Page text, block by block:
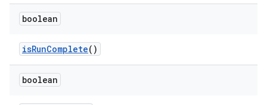
boolean
isRunComplete()
boolean